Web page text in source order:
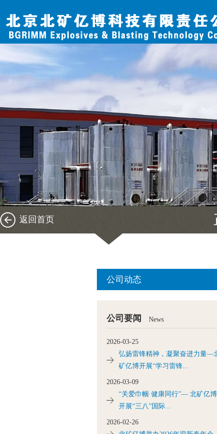
返回首页
公司动态
公司要闻 News
2026-03-25
弘扬雷锋精神，凝聚奋进力量—
矿亿博开展“学习雷锋...
2026-03-09
“关爱巾帼·健康同行”— 北矿亿博
开展“三八”国际...
2026-02-26